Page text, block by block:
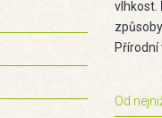
vlhkost.
Od